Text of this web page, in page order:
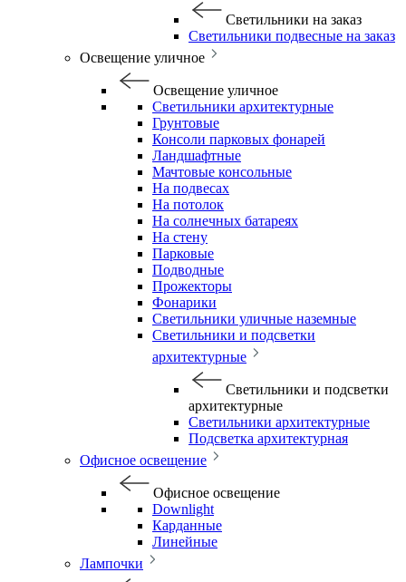
Светильники на заказ
Светильники подвесные на заказ
Освещение уличное
Освещение уличное
Светильники архитектурные
Грунтовые
Консоли парковых фонарей
Ландшафтные
Мачтовые консольные
На подвесах
На потолок
На солнечных батареях
На стену
Парковые
Подводные
Прожекторы
Фонарики
Светильники уличные наземные
Светильники и подсветки
архитектурные
Светильники и подсветки
архитектурные
Светильники архитектурные
Подсветка архитектурная
Офисное освещение
Офисное освещение
Downlight
Карданные
Линейные
Лампочки